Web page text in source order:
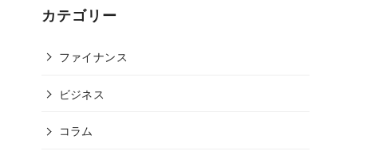
カテゴリー
ファイナンス
ビジネス
コラム